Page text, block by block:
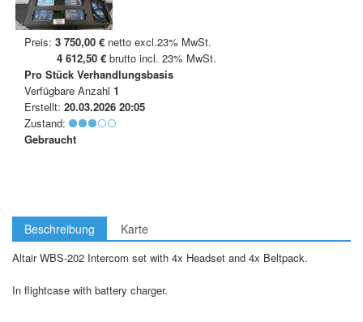
Preis: 3 750,00 € netto excl.23% MwSt.
4 612,50 € brutto incl. 23% MwSt.
Pro Stück Verhandlungsbasis
Verfügbare Anzahl 1
Erstellt: 20.03.2026 20:05
Zustand:
Gebraucht
Beschreibung Karte
Altair WBS-202 Intercom set with 4x Headset and 4x Beltpack.
In flightcase with battery charger.